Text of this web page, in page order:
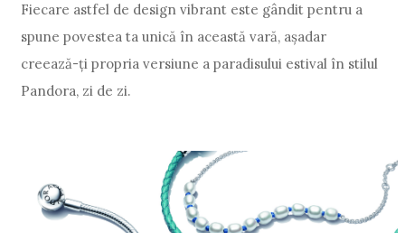
Fiecare astfel de design vibrant este gândit pentru a
spune povestea ta unică în această vară, așadar
creează-ți propria versiune a paradisului estival în stilul
Pandora, zi de zi.